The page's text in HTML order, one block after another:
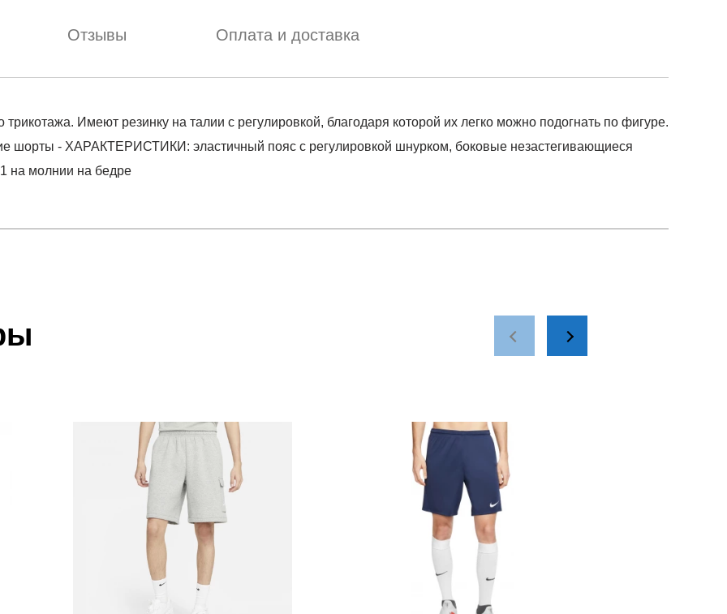
Отзывы Оплата и доставка
Имеют резинку на талии с регулировкой, благодаря которой их легко можно подогнать по фигуре.
шорты - ХАРАКТЕРИСТИКИ: эластичный пояс с регулировкой шнурком, боковые незастегивающиеся
на молнии на бедре
доставки